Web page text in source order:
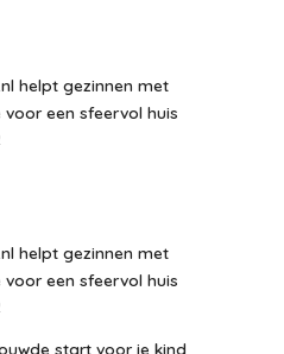
helpt gezinnen met
voor een sfeervol huis
helpt gezinnen met
voor een sfeervol huis
start voor je kind